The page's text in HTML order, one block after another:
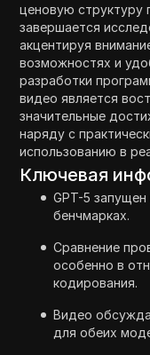
ценовую структуру
завершается
акцентируя
возможностях и
разработки
видео является
значительные
наряду с
использованию в
Ключевая
GPT-5
бенчмарках.
Сравнение
особенно в
кодирования.
Видео
для обеих